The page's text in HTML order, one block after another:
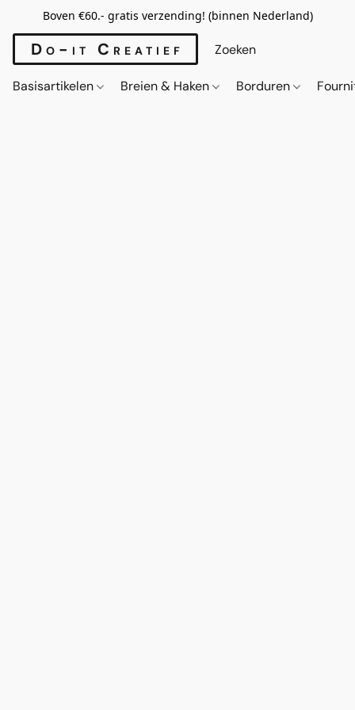
Boven €60.- gratis verzending! (binnen Nederland)
Do-it Creatief
Basisartikelen Breien & Haken Borduren